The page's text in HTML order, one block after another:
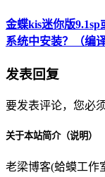
金蝶kis迷你版
系统中安装？（编译
发表回复
要发表评论，您必
关于本站简介（说明）
老梁博客(蛤蟆工作